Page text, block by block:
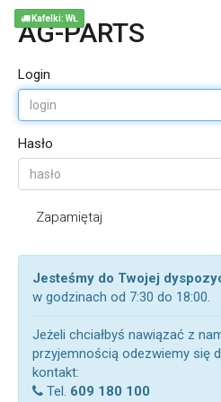
AG-PARTS
Login
Hasło
Zapamiętaj
Jesteśmy do Twojej
w godzinach od 7:30 do 18:00.
Jeżeli chciałbyś nawiązać z
przyjemnością odezwiemy się
kontakt:
Tel. 609 180 100
Kafelki: WŁ